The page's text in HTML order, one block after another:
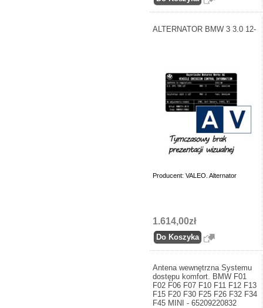
ALTERNATOR BMW 3 3.0 12-
Producent: VALEO. Alternator
1.614,00zł
Antena wewnętrzna Systemu
dostępu komfort. BMW F01
F02 F06 F07 F10 F11 F12 F13
F15 F20 F30 F25 F26 F32 F34
F45 MINI - 65209220832